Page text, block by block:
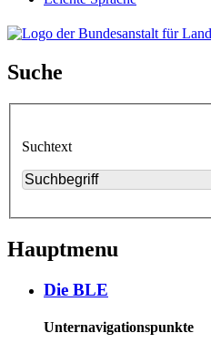
Suche
Suchtext
Hauptmenu
Die BLE
Unternavigationspunkte